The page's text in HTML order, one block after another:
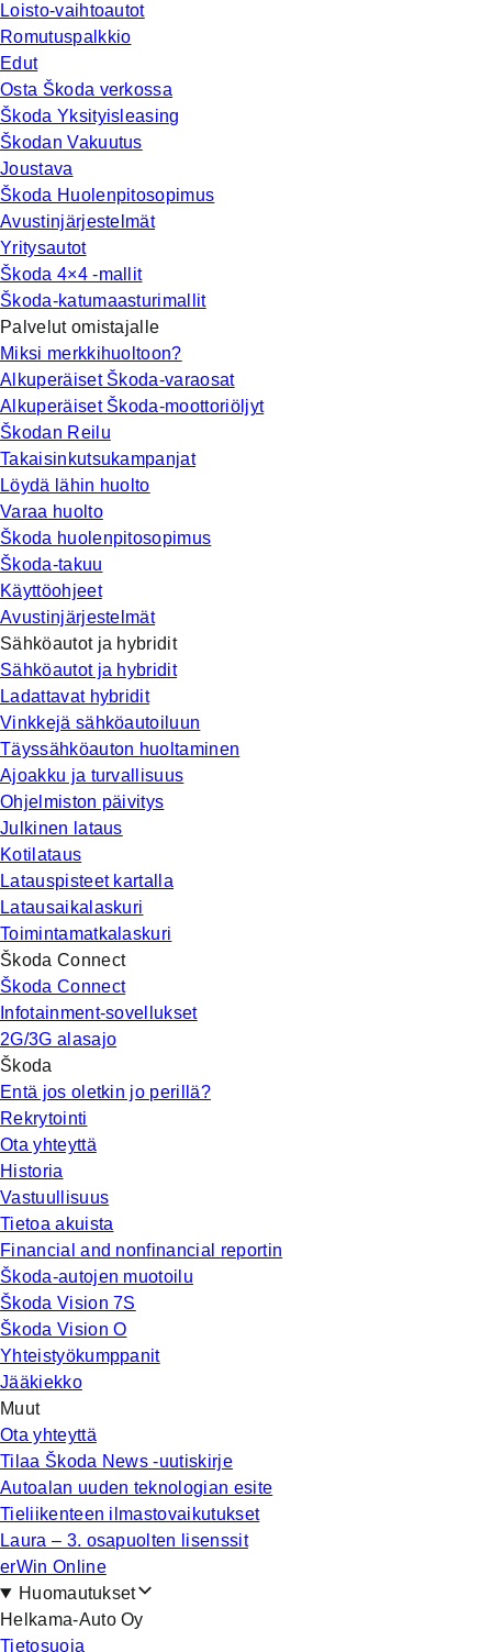
Loisto-vaihtoautot
Romutuspalkkio
Edut
Osta Škoda verkossa
Škoda Yksityisleasing
Škodan Vakuutus
Joustava
Škoda Huolenpitosopimus
Avustinjärjestelmät
Yritysautot
Škoda 4×4 -mallit
Škoda-katumaasturimallit
Palvelut omistajalle
Miksi merkkihuoltoon?
Alkuperäiset Škoda-varaosat
Alkuperäiset Škoda-moottoriöljyt
Škodan Reilu
Takaisinkutsukampanjat
Löydä lähin huolto
Varaa huolto
Škoda huolenpitosopimus
Škoda-takuu
Käyttöohjeet
Avustinjärjestelmät
Sähköautot ja hybridit
Sähköautot ja hybridit
Ladattavat hybridit
Vinkkejä sähköautoiluun
Täyssähköauton huoltaminen
Ajoakku ja turvallisuus
Ohjelmiston päivitys
Julkinen lataus
Kotilataus
Latauspisteet kartalla
Latausaikalaskuri
Toimintamatkalaskuri
Škoda Connect
Škoda Connect
Infotainment-sovellukset
2G/3G alasajo
Škoda
Entä jos oletkin jo perillä?
Rekrytointi
Ota yhteyttä
Historia
Vastuullisuus
Tietoa akuista
Financial and nonfinancial reportin
Škoda-autojen muotoilu
Škoda Vision 7S
Škoda Vision O
Yhteistyökumppanit
Jääkiekko
Muut
Ota yhteyttä
Tilaa Škoda News -uutiskirje
Autoalan uuden teknologian esite
Tieliikenteen ilmastovaikutukset
Laura – 3. osapuolten lisenssit
erWin Online
Huomautukset
Helkama-Auto Oy
Tietosuoja